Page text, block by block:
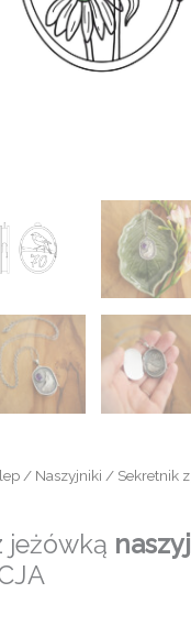
/ Naszyjniki / Sekretnik
jeżówką